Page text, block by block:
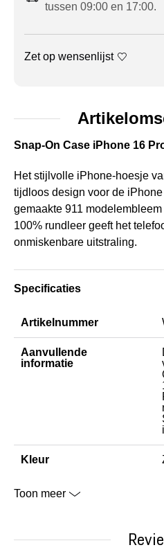
tussen 09:00 en 17:00.
Zet op wensenlijst
Snap-On Case iPhone 16
Het stijlvolle iPhone-hoesje
tijdloos design voor de
gemaakte 911
100% rundleer geeft het
onmiskenbare uitstraling.
Specificaties
Artikelnummer
Aanvullende
informatie
Kleur
Toon meer